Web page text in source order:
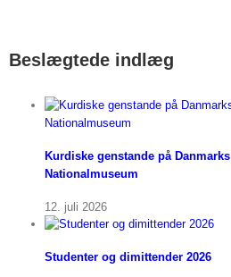
Beslægtede indlæg
Kurdiske genstande på Danmarks
Nationalmuseum
12. juli 2026
Studenter og dimittender 2026